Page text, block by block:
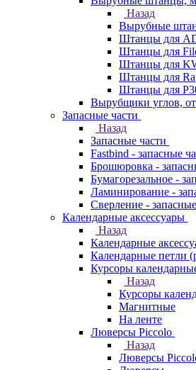
Назад
Вырубные
Штанцы для
Штанцы для
Штанцы для
Штанцы для
Штанцы для
Вырубщики углов,
Запасные части
Назад
Запасные части
Fastbind - запасные
Брошюровка -
Бумагорезальное -
Ламинирование -
Сверление -
Календарные аксессуары
Назад
Календарные
Календарные петли
Курсоры
Назад
Курсоры
Магнитные
На ленте
Люверсы Piccolo
Назад
Люверсы